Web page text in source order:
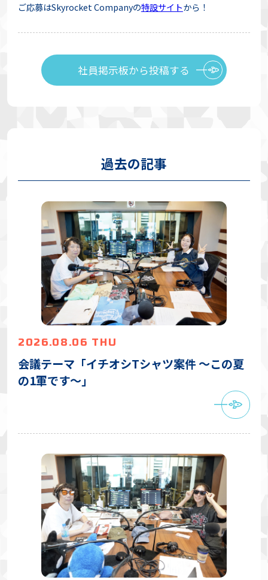
ご応募はSkyrocket Companyの特設サイトから！
社員掲示板から投稿する
過去の記事
2026.08.06 THU
会議テーマ「イチオシTシャツ案件 〜この夏
の1軍です〜」